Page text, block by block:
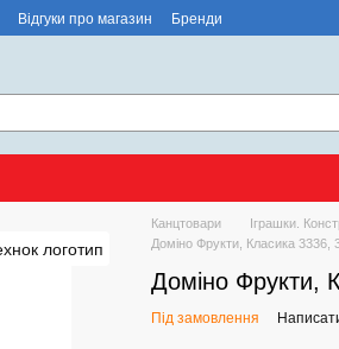
Відгуки про магазин Бренди
Канцтовари Іграшки.
Доміно Фрукти, Класика
Доміно Фрукти,
Під замовлення